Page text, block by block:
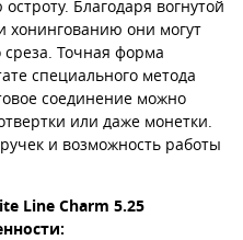
Благодаря вогнутой
хонингованию они могут
Точная форма
специального метода
соединение можно
или даже монетки.
и возможность работы
Line Charm 5.25